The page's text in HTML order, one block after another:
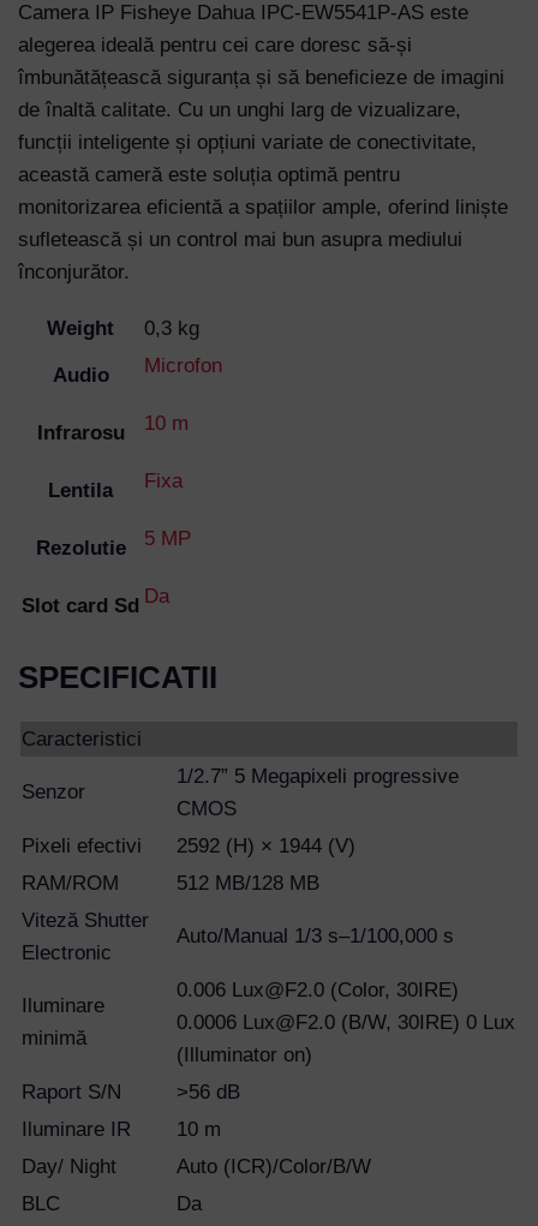
Camera IP Fisheye Dahua IPC-EW5541P-AS este
alegerea ideală pentru cei care doresc să-și
îmbunătățească siguranța și să beneficieze de imagini
de înaltă calitate. Cu un unghi larg de vizualizare,
funcții inteligente și opțiuni variate de conectivitate,
această cameră este soluția optimă pentru
monitorizarea eficientă a spațiilor ample, oferind liniște
sufletească și un control mai bun asupra mediului
înconjurător.
Weight 0,3 kg
Audio Microfon
Infrarosu 10 m
Lentila Fixa
Rezolutie 5 MP
Slot card Sd Da
SPECIFICATII
Caracteristici
Senzor
1/2.7” 5 Megapixeli progressive
CMOS
Pixeli efectivi
2592 (H) × 1944 (V)
RAM/ROM
512 MB/128 MB
Viteză Shutter
Electronic
Auto/Manual 1/3 s–1/100,000 s
Iluminare
minimă
0.006 Lux@F2.0 (Color, 30IRE)
0.0006 Lux@F2.0 (B/W, 30IRE) 0 Lux
(Illuminator on)
Raport S/N
>56 dB
Iluminare IR
10 m
Day/ Night
Auto (ICR)/Color/B/W
BLC
Da